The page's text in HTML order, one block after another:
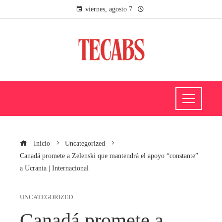
viernes, agosto 7
Inicio
Uncategorized
Canadá promete a Zelenski que mantendrá el apoyo “constante”
a Ucrania | Internacional
UNCATEGORIZED